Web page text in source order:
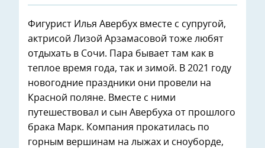
Фигурист Илья Авербух вместе с супругой,
актрисой Лизой Арзамасовой тоже любят
отдыхать в Сочи. Пара бывает там как в
теплое время года, так и зимой. В 2021 году
новогодние праздники они провели на
Красной поляне. Вместе с ними
путешествовал и сын Авербуха от прошлого
брака Марк. Компания прокатилась по
горным вершинам на лыжах и сноуборде,